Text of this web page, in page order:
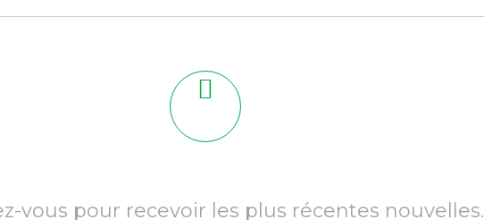
vous pour recevoir les plus récentes nouvelles.